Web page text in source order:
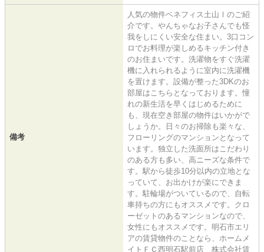
備考
人気の物件ベネフィス土山Ⅰのご紹
介です。やんちゃなお子さんでも怪
我をしにくい安全な住まい。3口コン
ロでお料理が楽しめるキッチン付き
のお住まいです。洗濯物をすぐ洗濯
機に入れられるように室内に洗濯機
を置けます。設備が整った3DKのお
部屋はこちらとなっております。憧
れの新生活を早くはじめるために
も、現在空き部屋の物件はいかがで
しょうか。日々のお掃除も楽々な、
フローリングのマンションとなって
います。独立した洗面所はこだわり
のある方も多い、高ニーズな条件で
す。駅から徒歩10分以内の立地とな
っていて、お出かけが楽にできま
す。駐輪場がついているので、自転
車持ちの方にもオススメです。クロ
ーゼットのあるマンションなので、
女性にもオススメです。明石市エリ
アの賃貸物件のことなら、ホームメ
イトＦＣ西明石駅前店 株式会社賃